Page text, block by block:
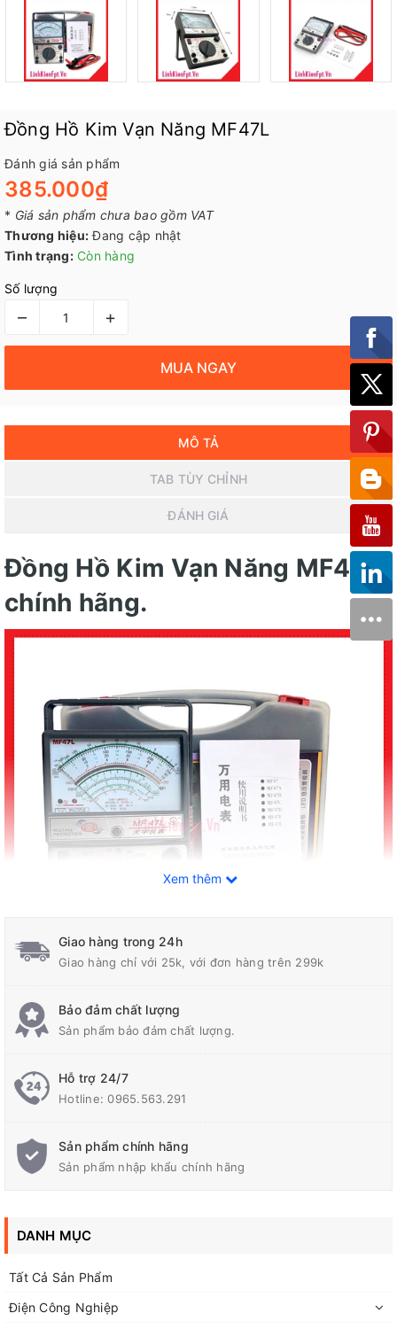
Đồng Hồ Kim Vạn Năng MF47L
Đánh giá sản phẩm
385.000₫
* Giá sản phẩm chưa bao gồm VAT
Thương hiệu: Đang cập nhật
Tình trạng: Còn hàng
Số lượng
– +
MUA NGAY
MÔ TẢ
TAB TÙY CHỈNH
ĐÁNH GIÁ
Đồng Hồ Kim Vạn Năng MF47L
chính hãng.
Thông Số Kĩ Thuật:
cấp nhất trong các dòng đồng hồ vạn năng MF47
- MF47A- MF47B - MF47C- MF47T
Có mạch bảo vệ chống đo nhầm ,chỉ cháy cầu chì
Một sản phẩm có đầy đủ các chức năng cần thiết
Xem thêm
Giao hàng trong 24h
Giao hàng chỉ với 25k, với đơn hàng trên 299k
Bảo đảm chất lượng
Sản phẩm bảo đảm chất lượng.
Hỗ trợ 24/7
Hotline:0965.563.291
Sản phẩm chính hãng
Sản phẩm nhập khẩu chính hãng
DANH MỤC
Tất Cả Sản Phẩm
Điện Công Nghiệp